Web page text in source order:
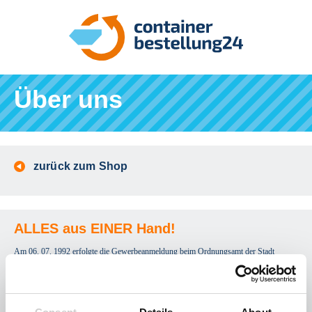
Über uns
zurück zum Shop
ALLES aus EINER Hand!
Am 06. 07. 1992 erfolgte die Gewerbeanmeldung beim Ordnungsamt der Stadt
Mühlhausen und somit die Firmengründung des Containerdienst Zimmermann.
Mit einem damals 21 Jahre alten Mercedes 808 wurden die ersten Container